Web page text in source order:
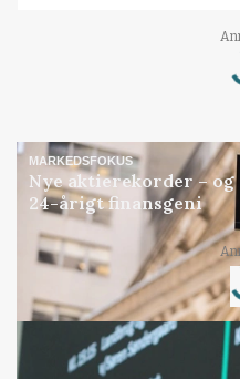
MARKEDSFOKUS
Nye aktierekorder –
24-årigt finansgeni